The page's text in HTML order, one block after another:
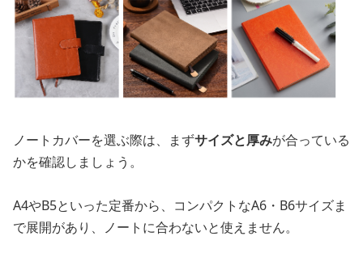
ノートカバーを選ぶ際は、まずサイズと厚みが合っている
かを確認しましょう。
A4やB5といった定番から、コンパクトなA6・B6サイズま
で展開があり、ノートに合わないと使えません。